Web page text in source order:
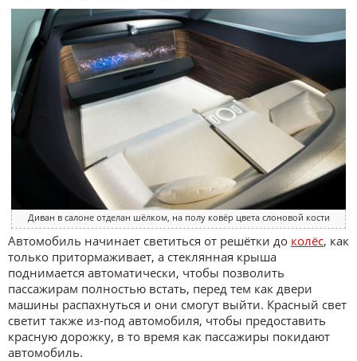
Диван в салоне отделан шёлком, на полу ковёр цвета слоновой кости
Автомобиль начинает светиться от решётки до колёс, как
только притормаживает, а стеклянная крыша
поднимается автоматически, чтобы позволить
пассажирам полностью встать, перед тем как двери
машины распахнуться и они смогут выйти. Красный свет
светит также из-под автомобиля, чтобы предоставить
красную дорожку, в то время как пассажиры покидают
автомобиль.